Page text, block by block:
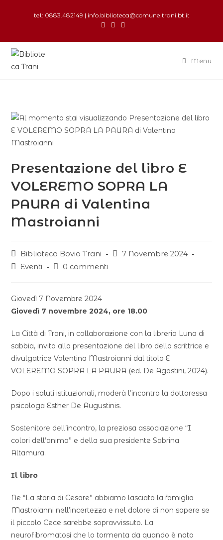
tel: 0883.482149 | info.biblioteca@comune.trani.bt.it
Menu
Presentazione del libro E
VOLEREMO SOPRA LA
PAURA di Valentina
Mastroianni
Biblioteca Bovio Trani
7 Novembre 2024
Eventi
0 commenti
Giovedì 7 Novembre 2024
Giovedì 7 novembre 2024, ore 18.00
La Città di Trani, in collaborazione con la libreria Luna di
sabbia, invita alla presentazione del libro della scrittrice e
divulgatrice Valentina Mastroianni dal titolo E
VOLEREMO SOPRA LA PAURA (ed. De Agostini, 2024).
Dopo i saluti istituzionali, moderà l’incontro la dottoressa
psicologa Esther De Augustinis.
Sostenitore dell’incontro, la preziosa associazione “I
colori dell’anima” e della sua presidente Sabrina
Altamura.
Il libro
Ne “La storia di Cesare” abbiamo lasciato la famiglia
Mastroianni nell’incertezza e nel dolore di non sapere se
il piccolo Cece sarebbe sopravvissuto. La
neurofibromatosi che lo tormenta da quando è nato